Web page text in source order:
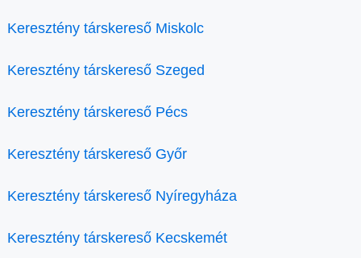
Keresztény társkereső Miskolc
Keresztény társkereső Szeged
Keresztény társkereső Pécs
Keresztény társkereső Győr
Keresztény társkereső Nyíregyháza
Keresztény társkereső Kecskemét